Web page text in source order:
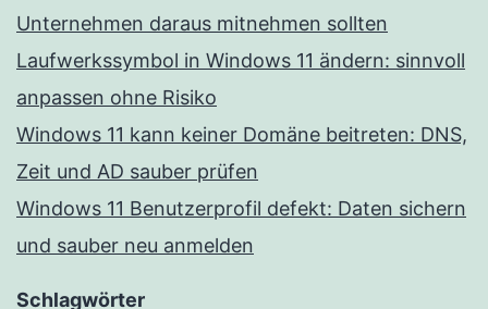
Unternehmen daraus mitnehmen sollten
Laufwerkssymbol in Windows 11 ändern: sinnvoll
anpassen ohne Risiko
Windows 11 kann keiner Domäne beitreten: DNS,
Zeit und AD sauber prüfen
Windows 11 Benutzerprofil defekt: Daten sichern
und sauber neu anmelden
Schlagwörter